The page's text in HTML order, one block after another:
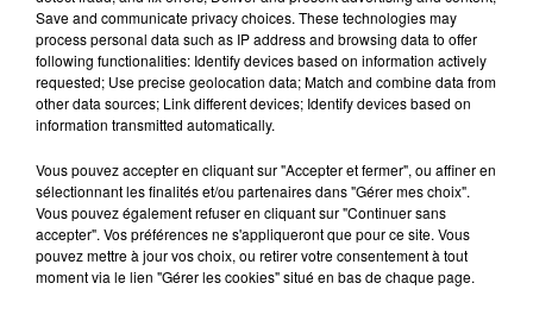
La 5ème édition du festival Les
Gueules de Bois aura lieu le 21, 22
et 23 août 2025 à Légna dans le
Jura. Plus que quelques places
Publié : 27 juillet 2025 à 12h00 par Camille François
Save and communicate privacy choices. These technologies may
process personal data such as IP address and browsing data to offer
following functionalities: Identify devices based on information actively
requested; Use precise geolocation data; Match and combine data from
other data sources; Link different devices; Identify devices based on
information transmitted automatically.
Vous pouvez accepter en cliquant sur "Accepter et fermer", ou affiner en
sélectionnant les finalités et/ou partenaires dans "Gérer mes choix".
Vous pouvez également refuser en cliquant sur "Continuer sans
accepter". Vos préférences ne s'appliqueront que pour ce site. Vous
pouvez mettre à jour vos choix, ou retirer votre consentement à tout
moment via le lien "Gérer les cookies" situé en bas de chaque page.